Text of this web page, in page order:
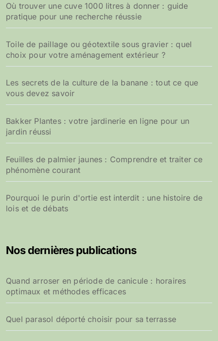
Où trouver une cuve 1000 litres à donner : guide
pratique pour une recherche réussie
Toile de paillage ou géotextile sous gravier : quel
choix pour votre aménagement extérieur ?
Les secrets de la culture de la banane : tout ce que
vous devez savoir
Bakker Plantes : votre jardinerie en ligne pour un
jardin réussi
Feuilles de palmier jaunes : Comprendre et traiter ce
phénomène courant
Pourquoi le purin d'ortie est interdit : une histoire de
lois et de débats
Nos dernières publications
Quand arroser en période de canicule : horaires
optimaux et méthodes efficaces
Quel parasol déporté choisir pour sa terrasse